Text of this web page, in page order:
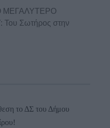
ΜΕΓΑΛΥΤΕΡΟ
Σωτήρος στην
το ΔΣ του Δήμου